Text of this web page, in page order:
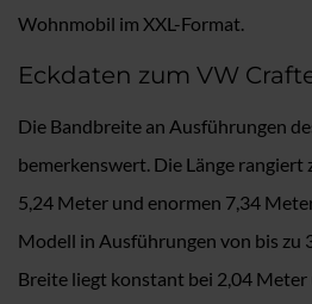
Wohnmobil im XXL-Format.
Eckdaten zum VW
Die Bandbreite an Ausführungen
bemerkenswert. Die Länge
5,24 Meter und enormen 7,34
Modell in Ausführungen von bis zu
Breite liegt konstant bei 2,04